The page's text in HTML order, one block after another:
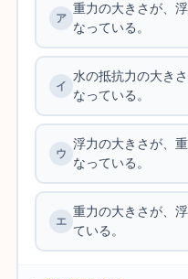
重力の大きさが、
なっている。
水の抵抗力の大き
なっている。
浮力の大きさが、
なっている。
重力の大きさが、
ている。